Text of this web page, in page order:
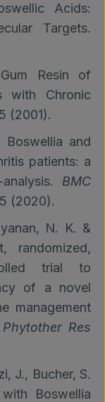
Acids:
Targets.
Resin of
with Chronic
(2001).
and
patients: a
BMC
(2020).
N. K. &
randomized,
trial to
of a novel
management
Phytother Res
J., Bucher, S.
Boswellia